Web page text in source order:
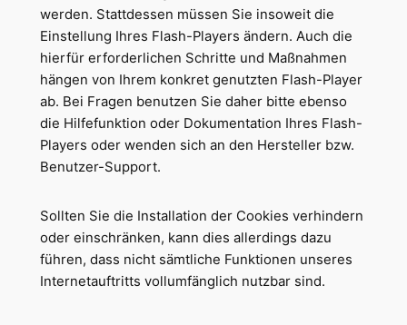
werden. Stattdessen müssen Sie insoweit die
Einstellung Ihres Flash-Players ändern. Auch die
hierfür erforderlichen Schritte und Maßnahmen
hängen von Ihrem konkret genutzten Flash-Player
ab. Bei Fragen benutzen Sie daher bitte ebenso
die Hilfefunktion oder Dokumentation Ihres Flash-
Players oder wenden sich an den Hersteller bzw.
Benutzer-Support.
Sollten Sie die Installation der Cookies verhindern
oder einschränken, kann dies allerdings dazu
führen, dass nicht sämtliche Funktionen unseres
Internetauftritts vollumfänglich nutzbar sind.